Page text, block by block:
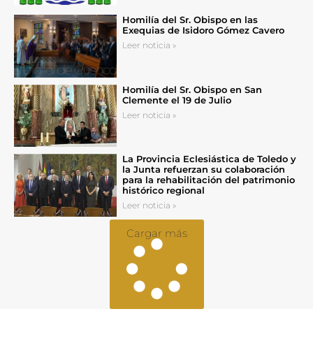
Homilía del Sr. Obispo en las
Exequias de Isidoro Gómez Cavero
Leer noticia »
Homilía del Sr. Obispo en San
Clemente el 19 de Julio
Leer noticia »
La Provincia Eclesiástica de Toledo y
la Junta refuerzan su colaboración
para la rehabilitación del patrimonio
histórico regional
Leer noticia »
Cargar más